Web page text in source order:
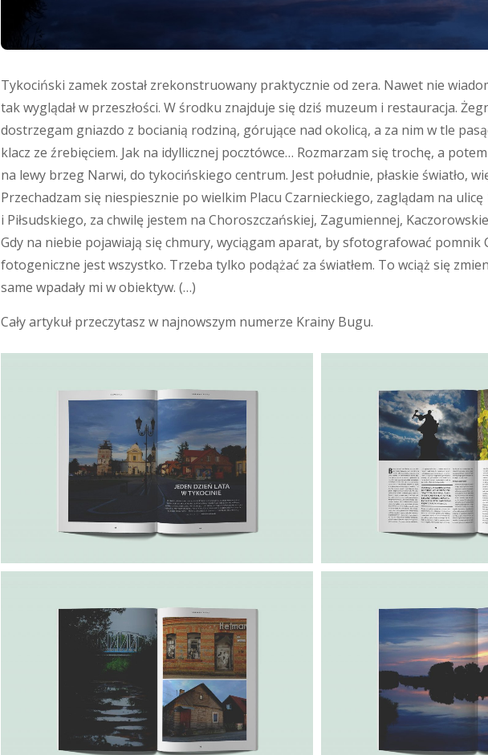
Tykociński zamek został zrekonstruowany praktycznie od zera. Nawet nie
tak wyglądał w przeszłości. W środku znajduje się dziś muzeum i restauracja.
dostrzegam gniazdo z bocianią rodziną, górujące nad okolicą, a za nim w tle
klacz ze źrebięciem. Jak na idyllicznej pocztówce… Rozmarzam się trochę, a
na lewy brzeg Narwi, do tykocińskiego centrum. Jest południe, płaskie światło,
Przechadzam się niespiesznie po wielkim Placu Czarnieckiego, zaglądam na ulicę
i Piłsudskiego, za chwilę jestem na Choroszczańskiej, Zagumiennej,
Gdy na niebie pojawiają się chmury, wyciągam aparat, by sfotografować pomnik
fotogeniczne jest wszystko. Trzeba tylko podążać za światłem. To wciąż się
same wpadały mi w obiektyw. (…)
Cały artykuł przeczytasz w najnowszym numerze Krainy Bugu.